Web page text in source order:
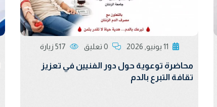
محاضرة توعوية حول دور الفنيين في تعزيز
تقافة التبرع بالدم